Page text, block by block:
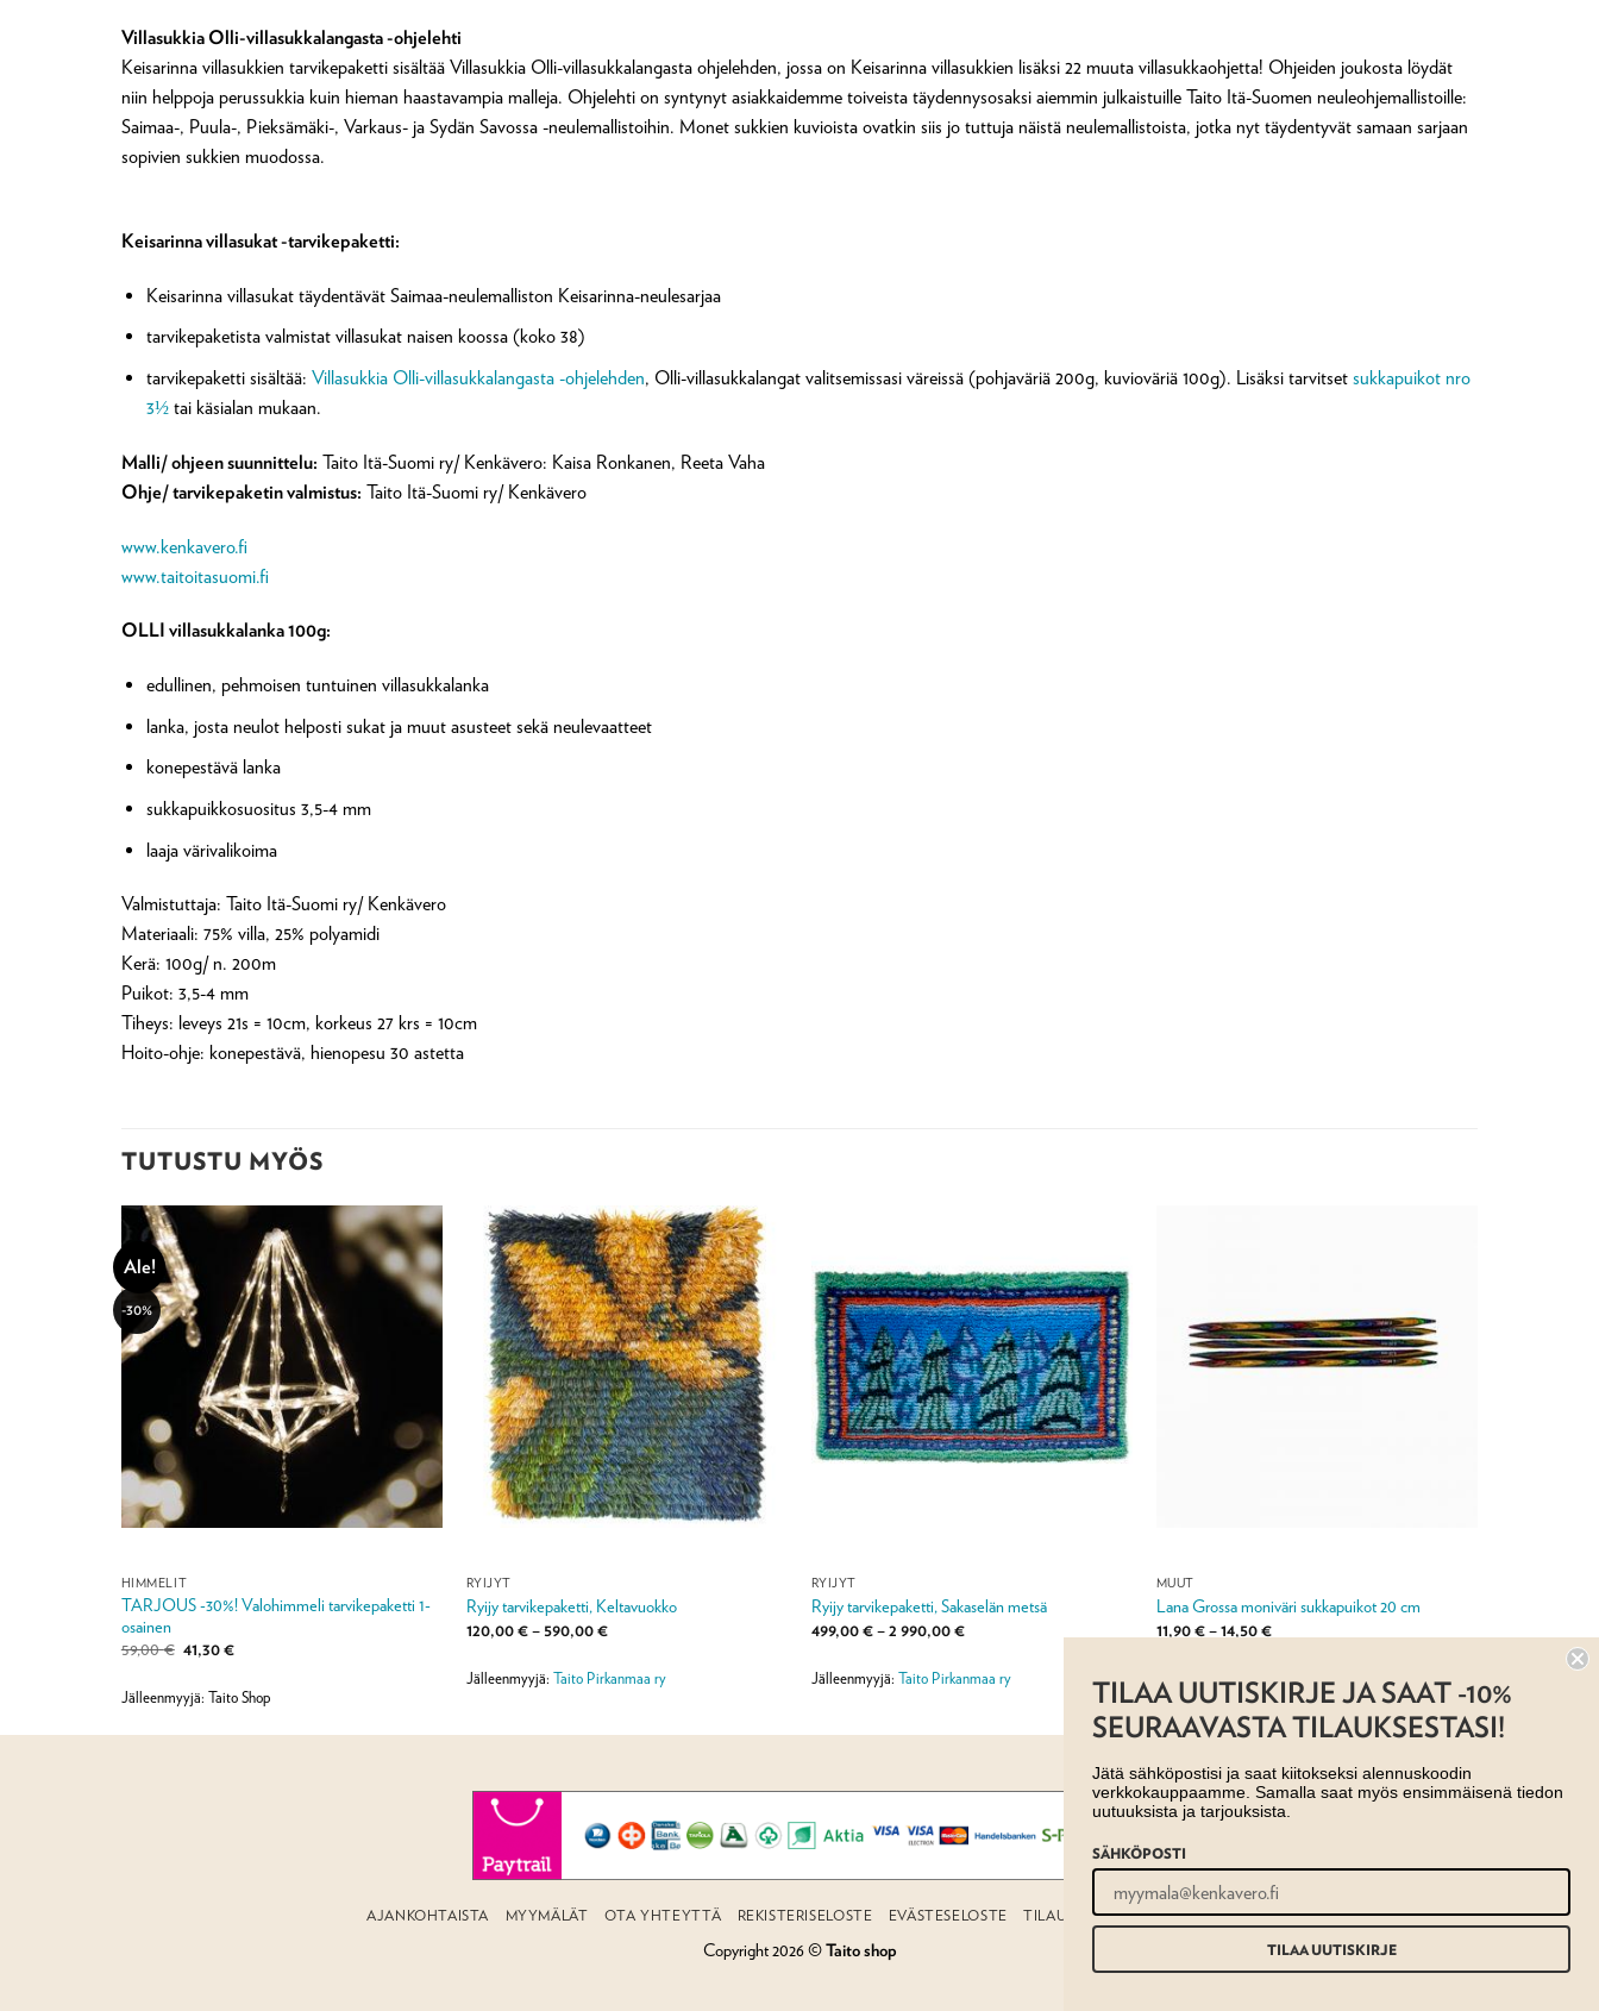
Villasukkia Olli-villasukkalangasta -ohjelehti
Keisarinna villasukkien tarvikepaketti sisältää Villasukkia Olli-villasukkalangasta ohjelehden, jossa on Keisarinna villasukkien lisäksi 22 muuta villasukkaohjetta! Ohjeiden joukosta löydät
niin helppoja perussukkia kuin hieman haastavampia malleja. Ohjelehti on syntynyt asiakkaidemme toiveista täydennysosaksi aiemmin julkaistuille Taito Itä-Suomen neuleohjemallistoille:
Saimaa-, Puula-, Pieksämäki-, Varkaus- ja Sydän Savossa -neulemallistoihin. Monet sukkien kuvioista ovatkin siis jo tuttuja näistä neulemallistoista, jotka nyt täydentyvät samaan sarjaan
sopivien sukkien muodossa.
Keisarinna villasukat -tarvikepaketti:
Keisarinna villasukat täydentävät Saimaa-neulemalliston Keisarinna-neulesarjaa
tarvikepaketista valmistat villasukat naisen koossa (koko 38)
tarvikepaketti sisältää: Villasukkia Olli-villasukkalangasta -ohjelehden, Olli-villasukkalangat valitsemissasi väreissä (pohjaväriä 200g, kuvioväriä 100g). Lisäksi tarvitset sukkapuikot nro
3½tai käsialan mukaan.
Malli/ ohjeen suunnittelu: Taito Itä-Suomi ry/ Kenkävero: Kaisa Ronkanen, Reeta Vaha
Ohje/ tarvikepaketin valmistus: Taito Itä-Suomi ry/ Kenkävero
www.kenkavero.fi
www.taitoitasuomi.fi
OLLI villasukkalanka 100g:
edullinen, pehmoisen tuntuinen villasukkalanka
lanka, josta neulot helposti sukat ja muut asusteet sekä neulevaatteet
konepestävä lanka
sukkapuikkosuositus 3,5-4 mm
laaja värivalikoima
Valmistuttaja: Taito Itä-Suomi ry/ Kenkävero
Materiaali: 75% villa, 25% polyamidi
Kerä: 100g/ n. 200m
Puikot: 3,5-4 mm
Tiheys: leveys 21s = 10cm, korkeus 27 krs = 10cm
Hoito-ohje: konepestävä, hienopesu 30 astetta
TUTUSTU MYÖS
Ale!
-30%
HIMMELIT
TARJOUS -30%! Valohimmeli tarvikepaketti 1-
osainen
59,00€ Alkuperäinen
hinta
59,00 €.
41,30€Nykyinen
41,30 €.
Jälleenmyyjä: Taito Shop
RYIJYT
Ryijy tarvikepaketti, Keltavuokko
120,00€– 590,00€Hintaluokka:
590,00 €
Jälleenmyyjä: Taito Pirkanmaa ry
RYIJYT
Ryijy tarvikepaketti, Sakaselän metsä
499,00€–2 990,00€Hintaluokka:
2
Jälleenmyyjä: Taito Pirkanmaa ry
MUUT
Lana Grossa moniväri sukkapuikot 20 cm
11,90€–14,50€Hintaluokka:
14,50 €
Jälleenmyyjä: Taito Shop
AJANKOHTAISTA MYYMÄLÄT OTA YHTEYTTÄ REKISTERISELOSTE EVÄSTESELOSTE TILAUS- JA TOIMITUSEHDOT
Copyright 2026 ©Taito shop
TILAA UUTISKIRJE JA SAAT -10%
SEURAAVASTA TILAUKSESTASI!
Jätä sähköpostisi ja saat kiitokseksi alennuskoodin
verkkokauppaamme. Samalla saat myös ensimmäisenä tiedon
uutuuksista ja tarjouksista.
SÄHKÖPOSTI
TILAA UUTISKIRJE